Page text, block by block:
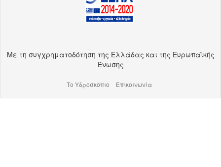
Με τη συγχρηματοδότηση της Ελλάδας και της Ευρωπαϊκής
Ένωσης
Το Υδροσκόπιο Επικοινωνία